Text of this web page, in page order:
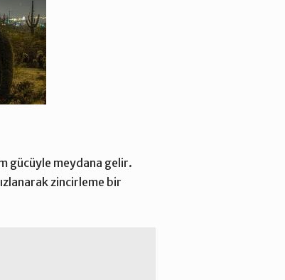
gücüyle meydana gelir.
zincirleme bir